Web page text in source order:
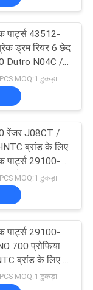
पार्ट्स 43512-
ड्रम रियर 6 छेद
Dutro N04C /
लिएMOQ:1 टुकड़ा
रेंजर J08CT /
ब्रांड के लिए
पार्ट्स 29100-
कंप्रेसर पंप अस्सी
MOQ:1 टुकड़ा
पार्ट्स 29100-
700 प्रोफिया
ब्रांड के लिए दो
पंप परख
MOQ:1 टुकड़ा